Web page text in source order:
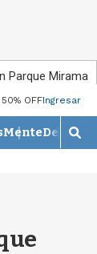
Parque Miramar
OFFIngresar
Mente
M
o